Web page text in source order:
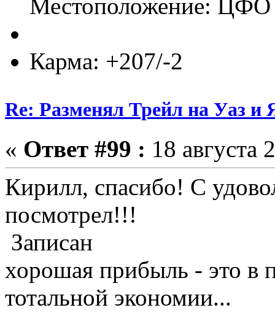
Местоположение: ЦФО
Карма: +207/-2
Re: Разменял Трейл на Уаз и
« Ответ #99 : 18 августа
Кирилл, спасибо! С
посмотрел!!!
Записан
хорошая прибыль - это в
тотальной экономии...